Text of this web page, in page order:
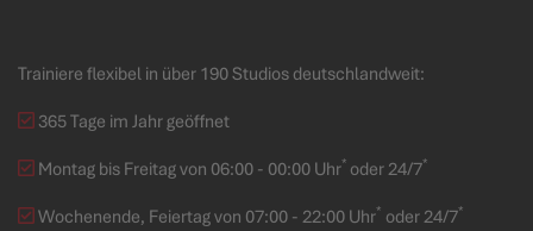
Trainiere flexibel in über 190 Studios deutschlandweit:
365 Tage im Jahr geöffnet
Montag bis Freitag von 06:00 - 00:00 Uhr* oder 24/7*
Wochenende, Feiertag von 07:00 - 22:00 Uhr* oder 24/7*